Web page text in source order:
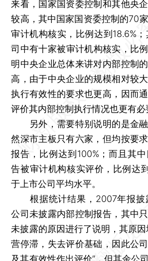
来看，国家国资委控制和其他央
较高，其中国家国资委控制的70
审计机构核实，比例达到18.6%
司中有十家被审计机构核实，比
明中央企业总体来讲对内部控制
高，由于中央企业的规模相对较
执行有效性的要求也更高，因而
评价其内部控制执行情况也更有必
另外，需要特别说明的是金融
然深市主板只有六家，但均按要
报告，比例达到100%；而且其
告被审计机构核实评价，比例达
于上市公司平均水平。
根据统计结果，2007年报披
公司未披露内部控制报告，其中
未披露的原因进行了说明，其原
营停滞，失去评价基础，因此公
及其有效性作出评价”，但其余公